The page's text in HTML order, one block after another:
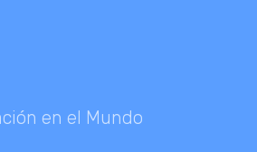
en el Mundo